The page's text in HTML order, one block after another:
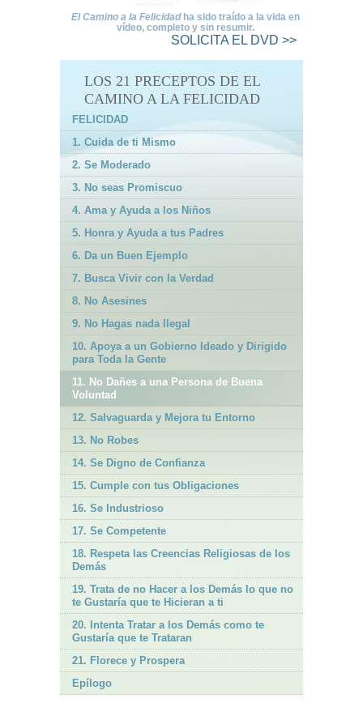
El Camino a la Felicidadha sido traído a la vida en
vídeo, completo y sin resumir.
SOLICITA EL DVD >>
LOS 21 PRECEPTOS DE EL
CAMINO A LA FELICIDAD
FELICIDAD
1. Cuida de ti Mismo
2. Se Moderado
3. No seas Promiscuo
4. Ama y Ayuda a los Niños
5. Honra y Ayuda a tus Padres
6. Da un Buen Ejemplo
7. Busca Vivir con la Verdad
8. No Asesines
9. No Hagas nada Ilegal
10. Apoya a un Gobierno Ideado y Dirigido
para Toda la Gente
11. No Dañes a una Persona de Buena
Voluntad
12. Salvaguarda y Mejora tu Entorno
13. No Robes
14. Se Digno de Confianza
15. Cumple con tus Obligaciones
16. Se Industrioso
17. Se Competente
18. Respeta las Creencias Religiosas de los
Demás
19. Trata de no Hacer a los Demás lo que no
te Gustaría que te Hicieran a ti
20. Intenta Tratar a los Demás como te
Gustaría que te Trataran
21. Florece y Prospera
Epílogo